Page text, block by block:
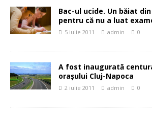
Bac-ul ucide. Un băiat
pentru că nu a luat
5 iulie 2011 admin 0
A fost inaugurată
oraşului Cluj-Napoca
2 iulie 2011 admin 0